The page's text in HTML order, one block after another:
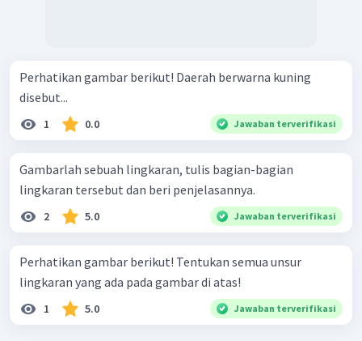
Perhatikan gambar berikut! Daerah berwarna kuning
disebut...
1 0.0 Jawaban terverifikasi
Gambarlah sebuah lingkaran, tulis bagian-bagian
lingkaran tersebut dan beri penjelasannya.
2 5.0 Jawaban terverifikasi
Perhatikan gambar berikut! Tentukan semua unsur
lingkaran yang ada pada gambar di atas!
1 5.0 Jawaban terverifikasi